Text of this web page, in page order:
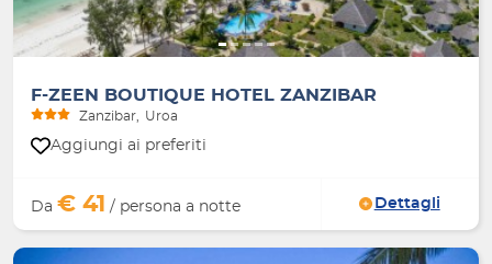
F-ZEEN BOUTIQUE HOTEL ZANZIBAR
Zanzibar Uroa
Aggiungi ai preferiti
Da € 41 / persona a notte Dettagli